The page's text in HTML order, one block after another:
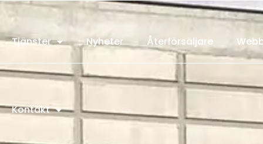
Tjänster Nyheter Återförsäljare
Kontakt